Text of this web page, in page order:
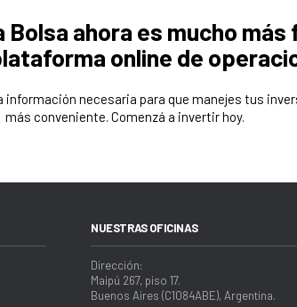
Bolsa ahora es mucho más
online de
información necesaria para que manejes tus
más conveniente. Comenzá a invertir hoy.
NUESTRAS OFICINAS
Dirección:
Maipú 267, piso 17.
Buenos Aires (C1084ABE), Argentina.